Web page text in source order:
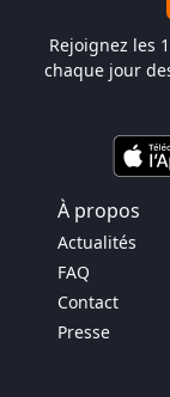
Rejoignez les
chaque jour
À propos
Actualités
FAQ
Contact
Presse